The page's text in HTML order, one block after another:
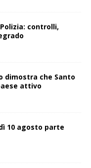
controlli,
dimostra che Santo
attivo
10 agosto parte